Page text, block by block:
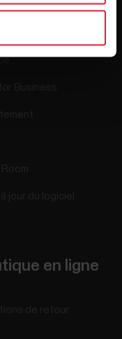
de nous
en ligne